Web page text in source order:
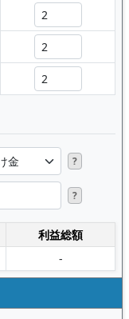
?
?
利益総額
-